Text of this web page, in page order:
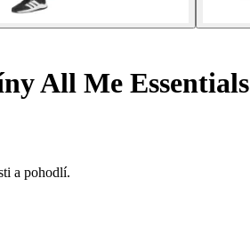
All Me Essentials
a pohodlí.